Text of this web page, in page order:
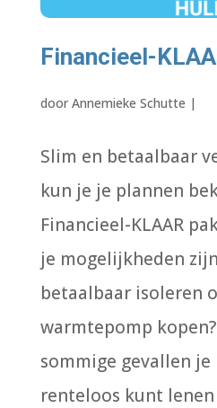
Financieel-
door Annemieke Schutte |
Slim en betaalbaar
kun je je plannen
Financieel-KLAAR
je mogelijkheden
betaalbaar isoleren
warmtepomp
sommige gevallen
renteloos kunt lenen